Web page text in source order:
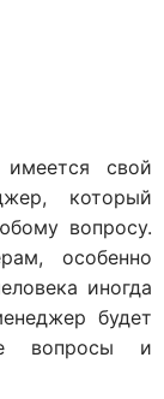
свой
который
вопросу.
особенно
иногда
будет
вопросы и